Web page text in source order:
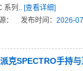
系列.. [查看详细]
：
发布时间： 2026-
克SPECTRO手持